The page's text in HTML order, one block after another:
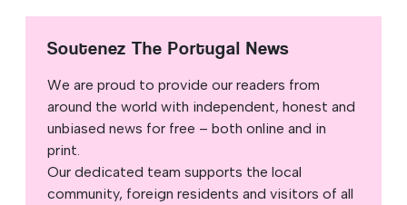
Soutenez The Portugal News
We are proud to provide our readers from
around the world with independent, honest and
unbiased news for free – both online and in
print.
Our dedicated team supports the local
community, foreign residents and visitors of all